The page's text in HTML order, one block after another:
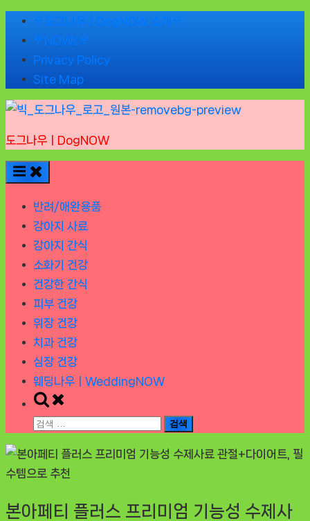
Skip
content
🌹도그나우ㅣDogNOW 소개🌹
🌹NOWs🌹
Privacy Policy
Site Map
도그나우ㅣDogNOW
반려/애완용품
강아지 사료
강아지 간식
소화기 건강
건강한 간식
피부 건강
위장 건강
치과 건강
심장 건강
웨딩나우ㅣWeddingNOW
Toggle
search
검
본아페티 플러스 프리미엄 기능성 수제사